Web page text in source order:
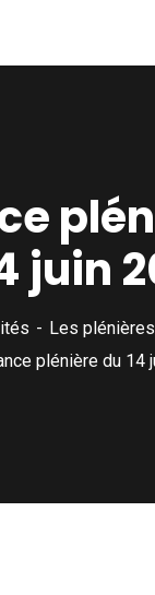
juin
Les plénières
plénière du 14